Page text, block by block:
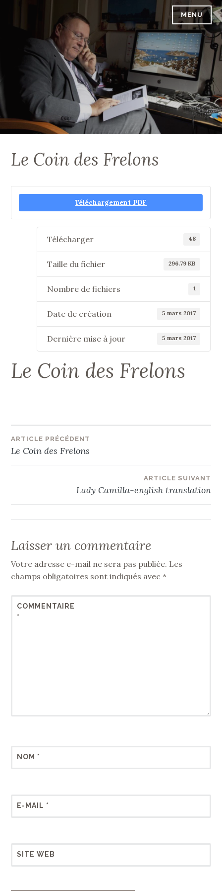
contenu
PASCAL VREBOS MENU
Le Coin des Frelons
Téléchargement PDF
Télécharger 48
Taille du fichier 296.79 KB
Nombre de fichiers 1
Date de création 5 mars 2017
Dernière mise à jour 5 mars 2017
Le Coin des Frelons
Navigation
ARTICLE PRÉCÉDENT
Le Coin des Frelons
ARTICLE SUIVANT
Lady Camilla-english translation
Laisser un commentaire
Votre adresse e-mail ne sera pas publiée. Les
champs obligatoires sont indiqués avec*
COMMENTAIRE
*
NOM *
E-MAIL *
SITE WEB